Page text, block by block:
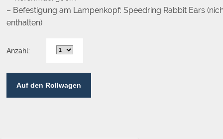
– Befestigung am Lampenkopf: Speedring Rabbit Ears
enthalten)
Anzahl:
Auf den Rollwagen